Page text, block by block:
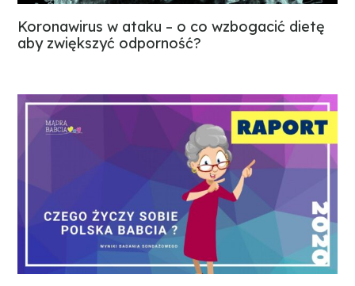
Koronawirus w ataku – o co wzbogacić dietę
aby zwiększyć odporność?